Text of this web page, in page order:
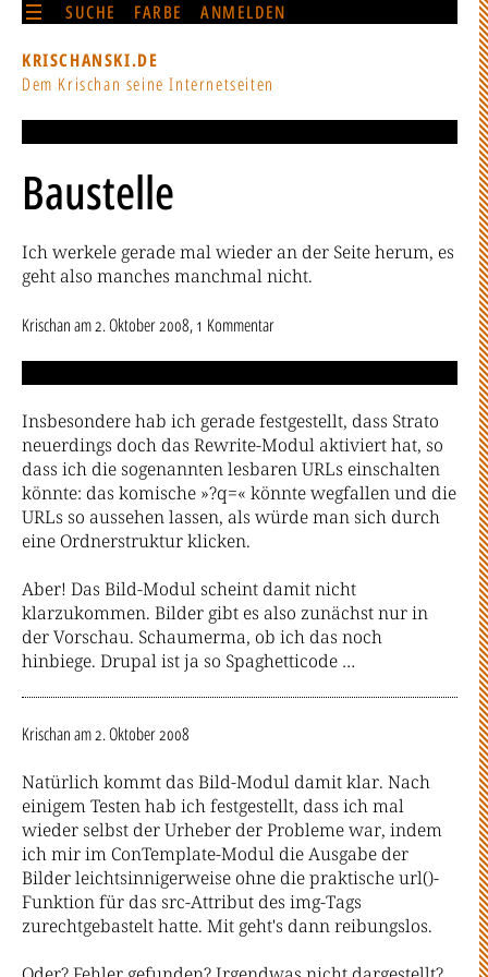
SUCHE FARBE ANMELDEN
KRISCHANSKI.DE
Dem Krischan seine Internetseiten
Baustelle
Ich werkele gerade mal wieder an der Seite herum, es
geht also manches manchmal nicht.
Krischanam2. Oktober 2008, 1 Kommentar
Insbesondere hab ich gerade festgestellt, dass Strato
neuerdings doch das Rewrite-Modul aktiviert hat, so
dass ich die sogenannten lesbaren URLs einschalten
könnte: das komische »?q=« könnte wegfallen und die
URLs so aussehen lassen, als würde man sich durch
eine Ordnerstruktur klicken.
Aber! Das Bild-Modul scheint damit nicht
klarzukommen. Bilder gibt es also zunächst nur in
der Vorschau. Schaumerma, ob ich das noch
hinbiege. Drupal ist ja so Spaghetticode …
Krischanam 2. Oktober 2008
Natürlich kommt das Bild-Modul damit klar. Nach
einigem Testen hab ich festgestellt, dass ich mal
wieder selbst der Urheber der Probleme war, indem
ich mir im ConTemplate-Modul die Ausgabe der
Bilder leichtsinnigerweise ohne die praktische url()-
Funktion für das src-Attribut des img-Tags
zurechtgebastelt hatte. Mit geht's dann reibungslos.